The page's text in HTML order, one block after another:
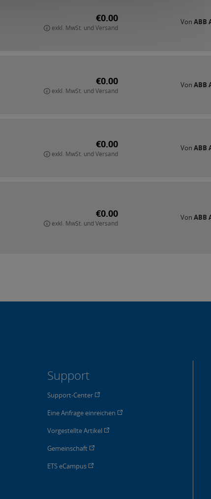
€0.00
exkl. MwSt. und Versand
VonABB
€0.00
exkl. MwSt. und Versand
VonABB
€0.00
exkl. MwSt. und Versand
VonABB
€0.00
exkl. MwSt. und Versand
VonABB
Support
Support-Center
Eine Anfrage einreichen
Vorgestellte Artikel
Gemeinschaft
ETS eCampus